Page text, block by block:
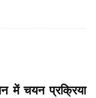
में चयन प्रक्रिया